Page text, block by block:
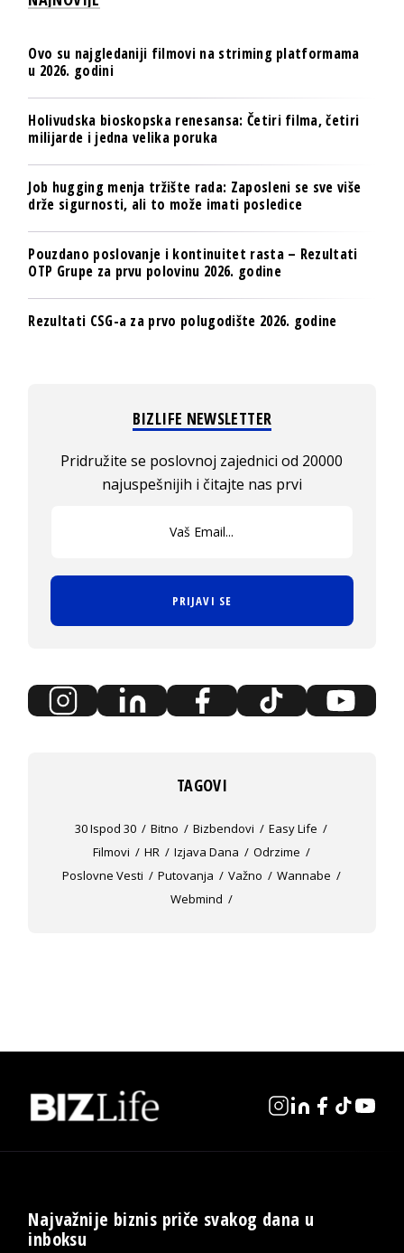
Ovo su najgledaniji filmovi na striming platformama
u 2026. godini
Holivudska bioskopska renesansa: Četiri filma, četiri
milijarde i jedna velika poruka
Job hugging menja tržište rada: Zaposleni se sve više
drže sigurnosti, ali to može imati posledice
Pouzdano poslovanje i kontinuitet rasta – Rezultati
OTP Grupe za prvu polovinu 2026. godine
Rezultati CSG-a za prvo polugodište 2026. godine
BIZLIFE NEWSLETTER
Pridružite se poslovnoj zajednici od 20000
najuspešnijih i čitajte nas prvi
PRIJAVI SE
TAGOVI
30 Ispod 30 Bitno Bizbendovi
Easy Life
Filmovi
HR Izjava Dana
Odrzime
Poslovne Vesti
Putovanja Važno
Wannabe
Webmind
Najvažnije biznis priče svakog dana u
inboksu